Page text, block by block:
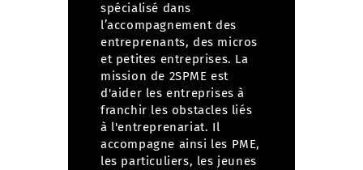
spécialisé dans
l’accompagnement des
entreprenants, des micros
et petites entreprises. La
mission de 2SPME est
d'aider les entreprises à
franchir les obstacles liés
à l'entreprenariat. Il
accompagne ainsi les PME,
les particuliers, les jeunes